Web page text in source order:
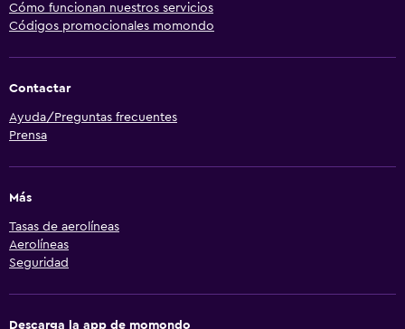
Cómo funcionan nuestros servicios
Códigos promocionales momondo
Contactar
Ayuda/Preguntas frecuentes
Prensa
Más
Tasas de aerolíneas
Aerolíneas
Seguridad
Descarga la app de momondo